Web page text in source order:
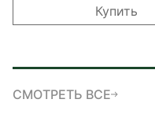
Купить
СМОТРЕТЬ ВСЕ